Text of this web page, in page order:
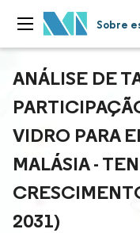
Sobre
ANÁLISE DE
VIDRO PARA
MALÁSIA -
2031)